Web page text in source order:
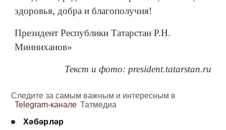
здоровья, добра и благополучия!
Президент Республики Татарстан Р.Н.
Минниханов»
Текст и фото: president.tatarstan.ru
Следите за самым важным и интересным в
Telegram-канале Татмедиа
Хәбәрләр